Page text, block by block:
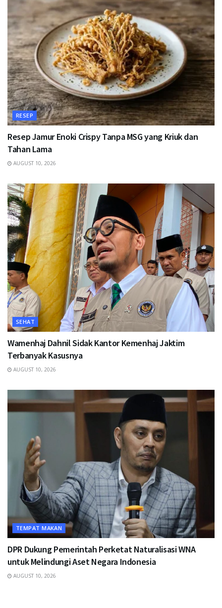
RESEP
Resep Jamur Enoki Crispy Tanpa MSG yang Kriuk dan
Tahan Lama
AUGUST 10, 2026
SEHAT
Wamenhaj Dahnil Sidak Kantor Kemenhaj Jaktim
Terbanyak Kasusnya
AUGUST 10, 2026
TEMPAT MAKAN
DPR Dukung Pemerintah Perketat Naturalisasi WNA
untuk Melindungi Aset Negara Indonesia
AUGUST 10, 2026